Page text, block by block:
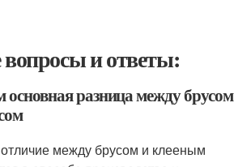
и ответы:
основная разница между брусом
между брусом и клееным